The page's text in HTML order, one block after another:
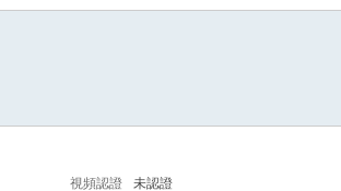
視頻認證 未認證